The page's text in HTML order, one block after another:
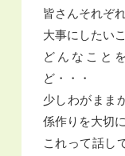
皆さんそれぞ
大事にしたい
どんなこと
ど・・・
少しわがまま
係作りを大切
これって話し